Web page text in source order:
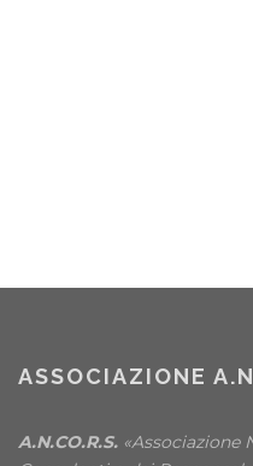
ASSOCIAZIONE
A.N.CO.R.S. «Associazione